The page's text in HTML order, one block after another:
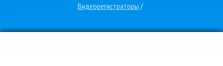
Видеорегистраторы /